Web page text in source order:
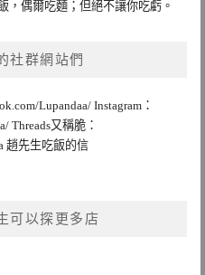
，偶爾吃麵；但絕不讓你吃虧。
社群網站們
Lupandaa/ Instagram：
Threads又稱脆：
趙先生吃飯的信
可以探更多店